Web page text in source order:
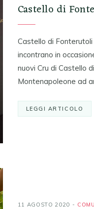
Castello di
Castello di
incontrano in
nuovi Cru di Castello
Montenapoleone ad
LEGGI ARTICOLO
11 AGOSTO 2020